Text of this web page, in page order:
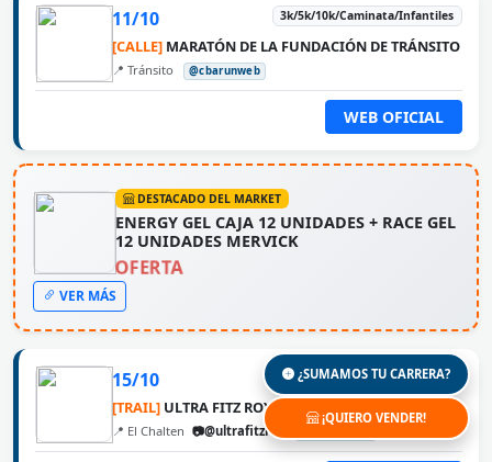
¿SUMAMOS TU CARRERA?
¡QUIERO VENDER!
11/10 3k/5k/10k/Caminata/Infantiles
[CALLE] MARATÓN DE LA FUNDACIÓN DE TRÁNSITO
📍 Tránsito @cbarunweb
WEB OFICIAL
DESTACADO DEL MARKET
ENERGY GEL CAJA 12 UNIDADES + RACE GEL
12 UNIDADES MERVICK
OFERTA
VER MÁS
15/10 10k/21k/42k/70k/100k
[TRAIL] ULTRA FITZ ROY
📍 El Chalten 📷@ultrafitzroy